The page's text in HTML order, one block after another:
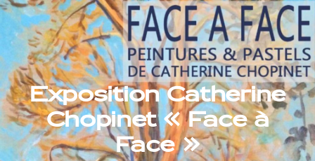
Exposition Catherine
Chopinet « Face à
Face »